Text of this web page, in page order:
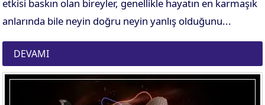
etkisi baskın olan bireyler, genellikle hayatın en karmaşık
anlarında bile neyin doğru neyin yanlış olduğunu...
DEVAMI